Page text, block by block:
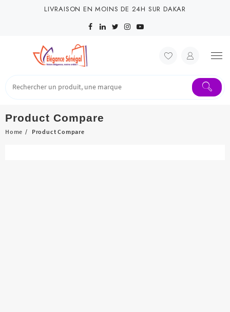
LIVRAISON EN MOINS DE 24H SUR DAKAR
Product Compare
Home Product Compare